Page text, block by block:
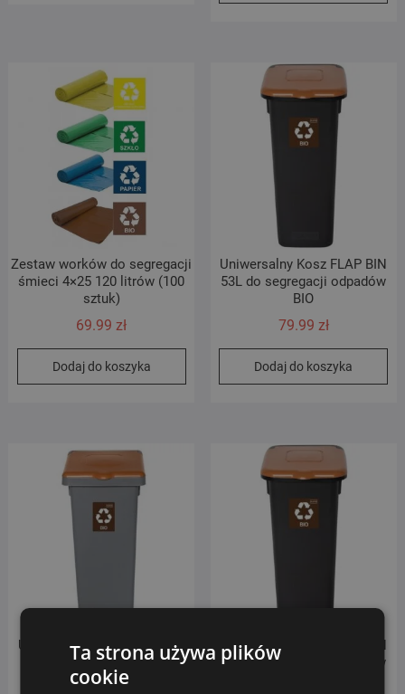
Zestaw worków do segregacji
śmieci 4×25 120 litrów (100
sztuk)
69.99zł
Dodaj do koszyka
Uniwersalny Kosz FLAP BIN
53L do segregacji odpadów
BIO
79.99 zł
Dodaj do koszyka
Uniwersalny Kosz FLAP BIN
SZARY 53L do segregacji
odpadów BIO
Uniwersalny Kosz FLAP BIN
72L do segregacji odpadów
Ta strona używa plików
cookie